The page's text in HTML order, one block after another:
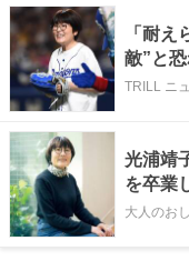
「耐
敵”と
TRILL ニ
光浦靖
を卒業
大人のお